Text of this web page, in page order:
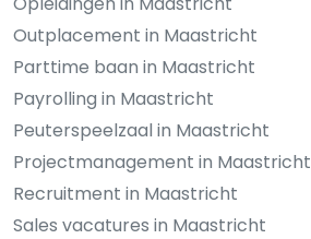
Outplacement in Maastricht
Parttime baan in Maastricht
Payrolling in Maastricht
Peuterspeelzaal in Maastricht
Projectmanagement in Maastricht
Recruitment in Maastricht
Sales vacatures in Maastricht